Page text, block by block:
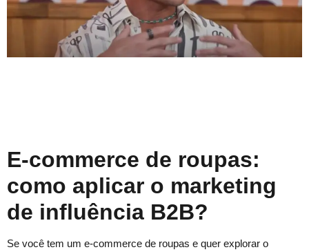
E-commerce de roupas:
como aplicar o marketing
de influência B2B?
Se você tem um e-commerce de roupas e quer explorar o